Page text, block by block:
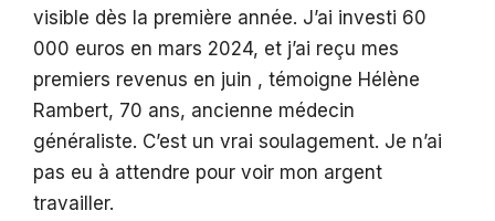
visible dès la première année. J’ai investi 60
000 euros en mars 2024, et j’ai reçu mes
premiers revenus en juin , témoigne Hélène
Rambert, 70 ans, ancienne médecin
généraliste. C’est un vrai soulagement. Je n’ai
pas eu à attendre pour voir mon argent
travailler.